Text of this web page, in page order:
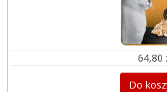
64,80
Do